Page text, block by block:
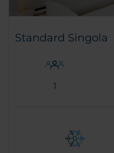
Standard Singola
1